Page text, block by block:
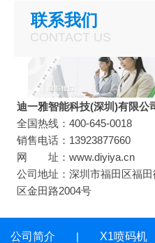
联系我们
CONTACT US
迪一雅智能科技(深圳)有限公
全国热线：400-645-0018
销售电话：13923877660
网 址：www.diyiya.cn
公司地址：深圳市福田区福
区金田路2004号
公司简介 | X1喷码机